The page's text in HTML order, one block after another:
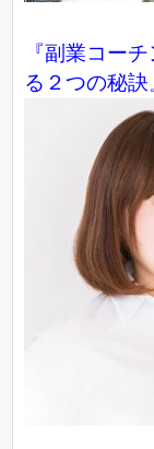
『副業コー
る２つの秘訣